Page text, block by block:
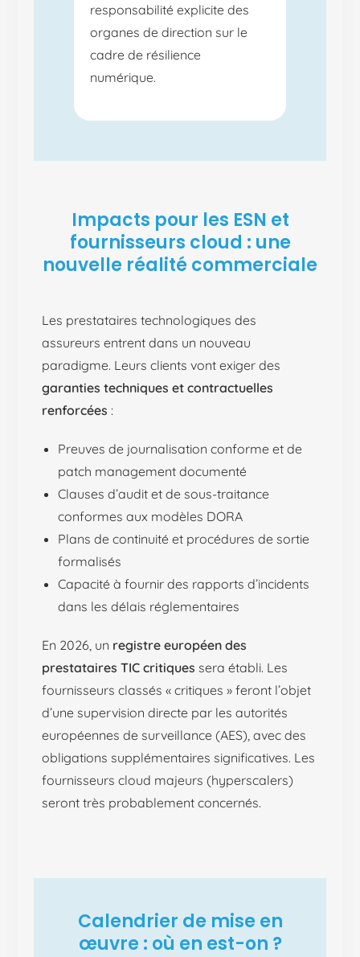
responsabilité explicite des
organes de direction sur le
cadre de résilience
numérique.
Impacts pour les ESN et
fournisseurs cloud : une
nouvelle réalité commerciale
Les prestataires technologiques des
assureurs entrent dans un nouveau
paradigme. Leurs clients vont exiger des
garanties techniques et contractuelles
renforcées :
Preuves de journalisation conforme et de
patch management documenté
Clauses d’audit et de sous-traitance
conformes aux modèles DORA
Plans de continuité et procédures de sortie
formalisés
Capacité à fournir des rapports d’incidents
dans les délais réglementaires
En 2026, un registre européen des
prestataires TIC critiques sera établi. Les
fournisseurs classés « critiques » feront l’objet
d’une supervision directe par les autorités
européennes de surveillance (AES), avec des
obligations supplémentaires significatives. Les
fournisseurs cloud majeurs (hyperscalers)
seront très probablement concernés.
Calendrier de mise en
œuvre : où en est-on ?